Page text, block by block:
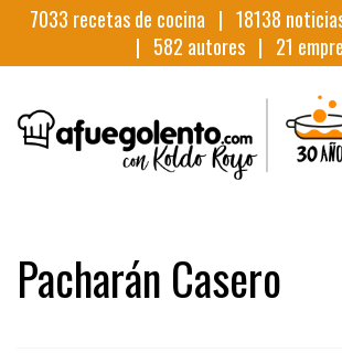
7033 recetas de cocina | 18138
| 582 autores | 21
Pacharán Casero